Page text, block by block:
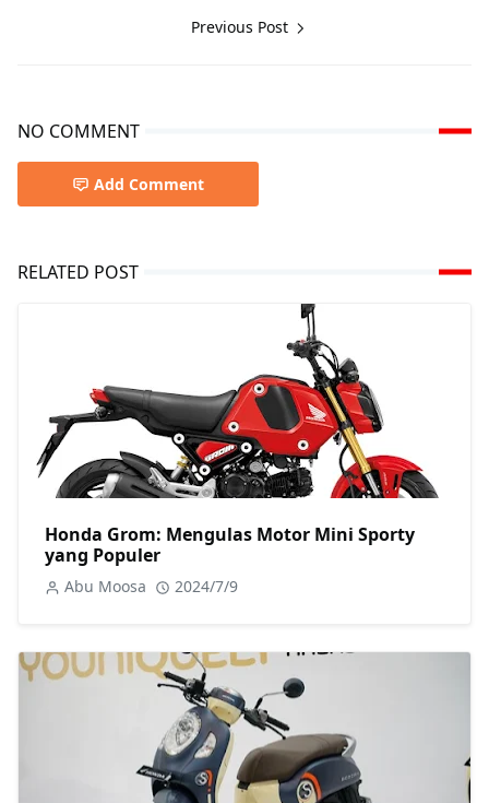
Previous Post
NO COMMENT
Add Comment
RELATED POST
Honda Grom: Mengulas Motor Mini Sporty
yang Populer
Abu Moosa 2024/7/9